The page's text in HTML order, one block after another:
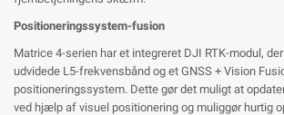
Positioneringssystem-fusion
Matrice 4-serien har et integreret DJI RTK-modul,
udvidede L5-frekvensbånd og et GNSS + Vision
positioneringssystem. Dette gør det muligt at
ved hjælp af visuel positionering og muliggør hurtig